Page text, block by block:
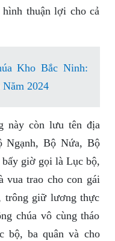
thuận lợi cho cả
Kho Bắc Ninh:
2024
này còn lưu tên địa
Ngạnh, Bộ Nứa, Bộ
giờ gọi là Lục bộ,
vua trao cho con gái
trông giữ lương thực
chúa vô cùng tháo
bộ, ba quân và cho